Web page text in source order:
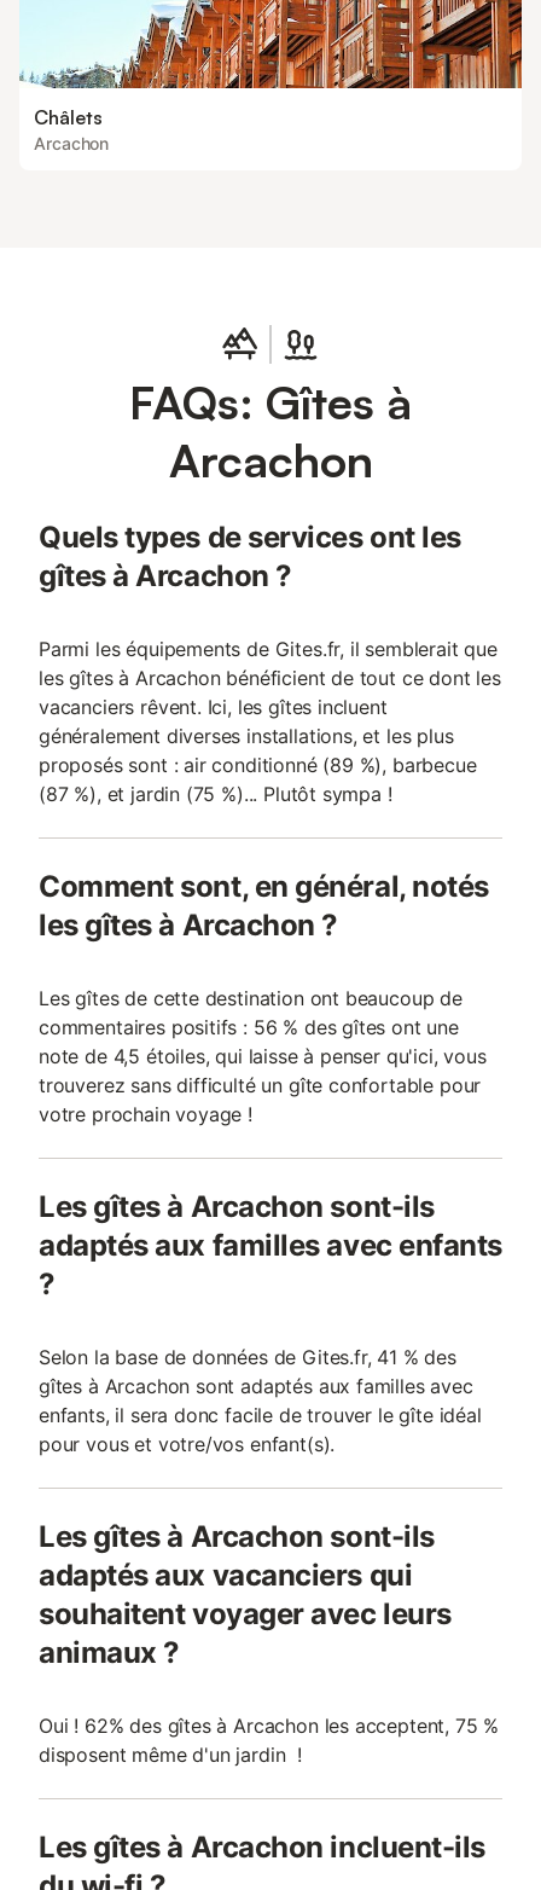
Châlets
Arcachon
FAQs: Gîtes à
Arcachon
Quels types de services ont les
gîtes à Arcachon ?
Parmi les équipements de Gites.fr, il semblerait que
les gîtes à Arcachon bénéficient de tout ce dont les
vacanciers rêvent. Ici, les gîtes incluent
généralement diverses installations, et les plus
proposés sont : air conditionné (89 %), barbecue
(87 %), et jardin (75 %)... Plutôt sympa !
Comment sont, en général, notés
les gîtes à Arcachon ?
Les gîtes de cette destination ont beaucoup de
commentaires positifs : 56 % des gîtes ont une
note de 4,5 étoiles, qui laisse à penser qu'ici, vous
trouverez sans difficulté un gîte confortable pour
votre prochain voyage !
Les gîtes à Arcachon sont-ils
adaptés aux familles avec enfants
?
Selon la base de données de Gites.fr, 41 % des
gîtes à Arcachon sont adaptés aux familles avec
enfants, il sera donc facile de trouver le gîte idéal
pour vous et votre/vos enfant(s).
Les gîtes à Arcachon sont-ils
adaptés aux vacanciers qui
souhaitent voyager avec leurs
animaux ?
Oui ! 62% des gîtes à Arcachon les acceptent, 75 %
disposent même d'un jardin !
Les gîtes à Arcachon incluent-ils